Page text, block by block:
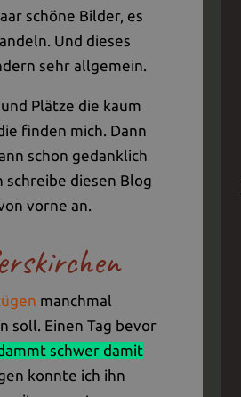
schöne Bilder, es
Und dieses
sehr allgemein.
Plätze die kaum
finden mich. Dann
schon gedanklich
schreibe diesen Blog
vorne an.
manchmal
soll. Einen Tag bevor
schwer damit
konnte ich ihn